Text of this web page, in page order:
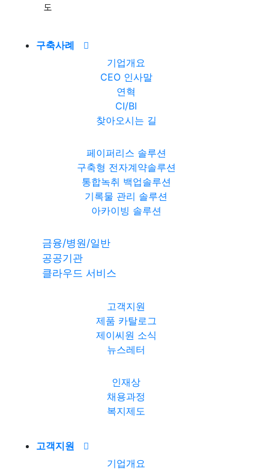
도
구축사례
기업개요
CEO 인사말
연혁
CI/BI
찾아오시는 길
페이퍼리스 솔루션
구축형 전자계약솔루션
통합녹취 백업솔루션
기록물 관리 솔루션
아카이빙 솔루션
금융/병원/일반
공공기관
클라우드 서비스
고객지원
제품 카탈로그
제이씨원 소식
뉴스레터
인재상
채용과정
복지제도
고객지원
기업개요